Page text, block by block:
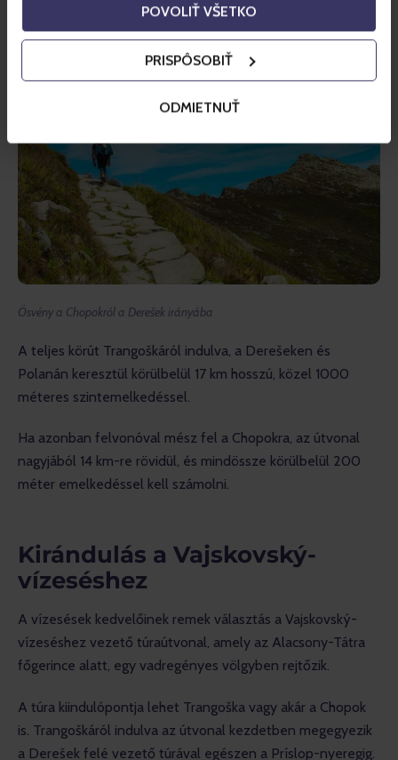
POVOLIŤ VŠETKO
PRISPÔSOBIŤ
ODMIETNUŤ
traverzút vezet tovább a Derešek déli oldalán.
Ösvény a Chopokról a Derešek irányába
A teljes körút Trangoškáról indulva, a Derešeken és
Polanán keresztül körülbelül 17 km hosszú, közel 1000
méteres szintemelkedéssel.
Ha azonban felvonóval mész fel a Chopokra, az útvonal
nagyjából 14 km-re rövidül, és mindössze körülbelül 200
méter emelkedéssel kell számolni.
Kirándulás a Vajskovský-
vízeséshez
A vízesések kedvelőinek remek választás a Vajskovský-
vízeséshez vezető túraútvonal, amely az Alacsony-Tátra
főgerince alatt, egy vadregényes völgyben rejtőzik.
A túra kiindulópontja lehet Trangoška vagy akár a Chopok
is. Trangoškáról indulva az útvonal kezdetben megegyezik
a Derešek felé vezető túrával egészen a Príslop-nyeregig.